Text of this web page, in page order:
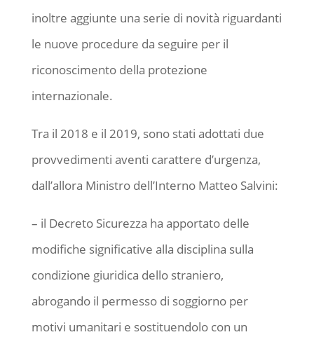
inoltre aggiunte una serie di novità riguardanti
le nuove procedure da seguire per il
riconoscimento della protezione
internazionale.
Tra il 2018 e il 2019, sono stati adottati due
provvedimenti aventi carattere d’urgenza,
dall’allora Ministro dell’Interno Matteo Salvini:
– il Decreto Sicurezza ha apportato delle
modifiche significative alla disciplina sulla
condizione giuridica dello straniero,
abrogando il permesso di soggiorno per
motivi umanitari e sostituendolo con un